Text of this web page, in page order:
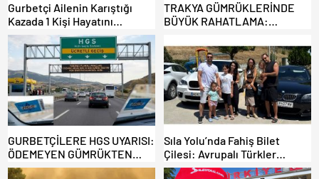
Gurbetçi Ailenin Karıştığı
Kazada 1 Kişi Hayatını
Kaybederken, 7 kişi Yaralandı.
TRAKYA GÜMRÜKLERİNDE
BÜYÜK RAHATLAMA:
ARAÇLARA AÇILIYOR!
GURBETÇİLERE HGS UYARISI:
ÖDEMEYEN GÜMRÜKTEN
ÇIKAMIYOR!
Sıla Yolu’nda Fahiş Bilet
Çilesi: Avrupalı Türkler
Karayollarına Akın Etti,